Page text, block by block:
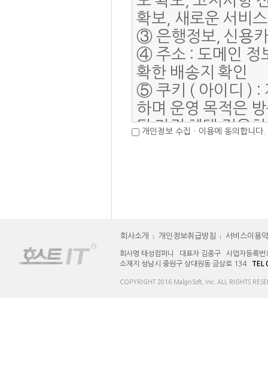
개인정보 수집ㆍ이용에 동의합니다.
회사소개 개인정보취급방침 서비스이용
회사명 태성컴퍼니 대표자 김종구 사업자등록
소재지 성남시 중원구 상대원동 금상로 134 TEL
COPYRIGHT 2016 MalgnSoft, Inc. ALL RIGHTS